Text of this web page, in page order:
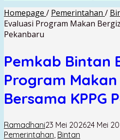
Homepage / Pemerintahan /
Evaluasi Program Makan
Pekanbaru
Pemkab Bintan
Program
Bersama KPPG
Ramadhani23 Mei 202624 Mei
Pemerintahan Bintan